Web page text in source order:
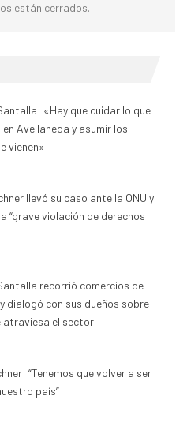
están cerrados.
«Hay que cuidar lo que
en Avellaneda y asumir los
vienen»
llevó su caso ante la ONU y
“grave violación de derechos
recorrió comercios de
dialogó con sus dueños sobre
atraviesa el sector
“Tenemos que volver a ser
país”